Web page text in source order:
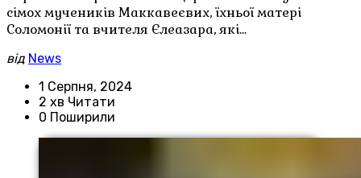
сімох мучеників Маккавеєвих, їхньої матері
Соломонії та вчителя Єлеазара, які…
від News
1 Серпня, 2024
2 хв Читати
0 Поширили